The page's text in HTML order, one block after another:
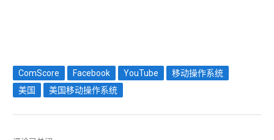
ComScore Facebook YouTube
移动操作系统
美国
美国移动操作系统